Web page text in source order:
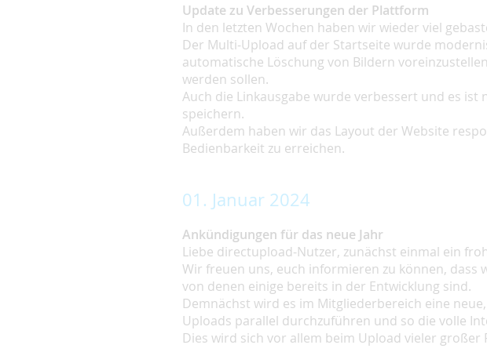
Update zu Verbesserungen der Plattform
In den letzten Wochen haben wir wieder viel
Der Multi-Upload auf der Startseite wurde
automatische Löschung von Bildern
werden sollen.
Auch die Linkausgabe wurde verbessert und es ist
speichern.
Außerdem haben wir das Layout der Website
Bedienbarkeit zu erreichen.
01. Januar 2024
Ankündigungen für das neue Jahr
Liebe directupload-Nutzer, zunächst einmal ein
Wir freuen uns, euch informieren zu können, dass
von denen einige bereits in der Entwicklung sind.
Demnächst wird es im Mitgliederbereich eine
Uploads parallel durchzuführen und so die volle
Dies wird sich vor allem beim Upload vieler großer